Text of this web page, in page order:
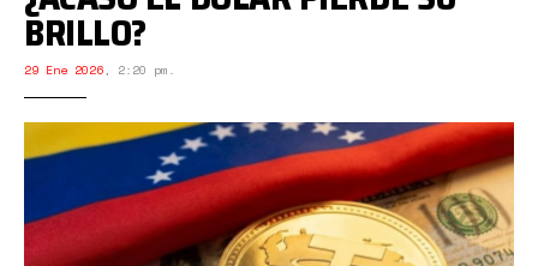
BRILLO?
29 Ene 2026, 2:20 pm.